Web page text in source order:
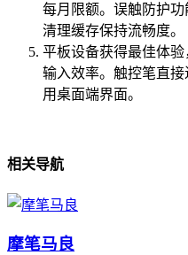
每月限额。误触防护
清理缓存保持流畅度。
平板设备获得最佳体
输入效率。触控笔直
用桌面端界面。
相关导航
摩笔马良